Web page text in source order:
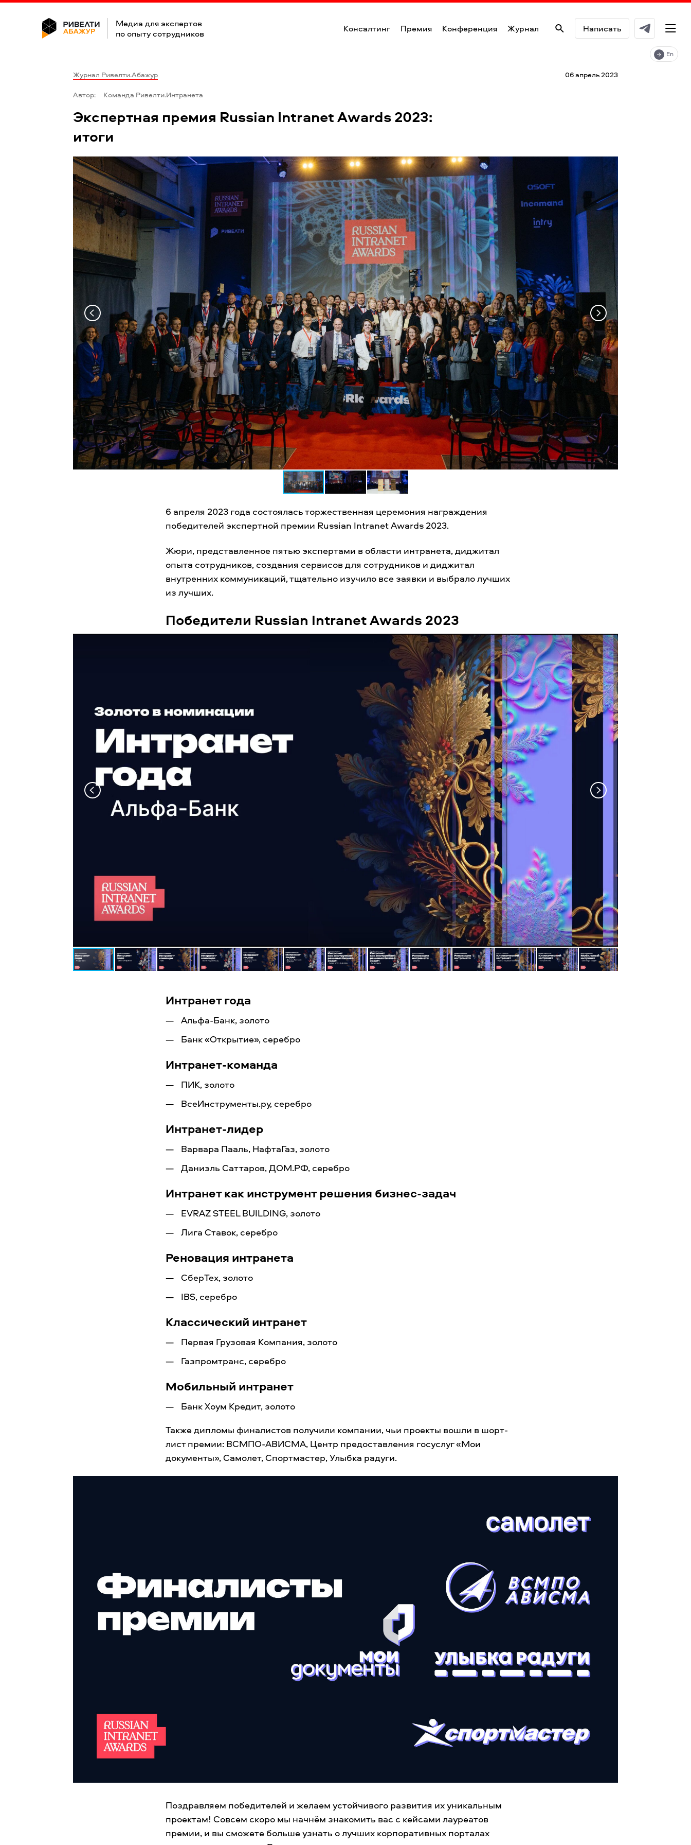
Медиа для экспертов
по опыту сотрудников
Написать
Консалтинг Премия Конференция Журнал
En
Журнал Ривелти.Абажур 06 апрель 2023
Автор: Команда Ривелти.Интранета
Экспертная премия Russian Intranet Awards 2023:
итоги
6 апреля 2023 года состоялась торжественная церемония награждения
победителей экспертной премии Russian Intranet Awards 2023.
Жюри, представленное пятью экспертами в области интранета, диджитал
опыта сотрудников, создания сервисов для сотрудников и диджитал
внутренних коммуникаций, тщательно изучило все заявки и выбрало лучших
из лучших.
Победители Russian Intranet Awards 2023
Интранет года
Альфа-Банк, золото
Банк «Открытие», серебро
Интранет-команда
ПИК, золото
ВсеИнструменты.ру, серебро
Интранет-лидер
Варвара Пааль, НафтаГаз, золото
Даниэль Саттаров, ДОМ.РФ, серебро
Интранет как инструмент решения бизнес-задач
EVRAZ STEEL BUILDING, золото
Лига Ставок, серебро
Реновация интранета
СберТех, золото
IBS, серебро
Классический интранет
Первая Грузовая Компания, золото
Газпромтранс, серебро
Мобильный интранет
Банк Хоум Кредит, золото
Также дипломы финалистов получили компании, чьи проекты вошли в шорт-
лист премии: ВСМПО-АВИСМА, Центр предоставления госуслуг «Мои
документы», Самолет, Спортмастер, Улыбка радуги.
Поздравляем победителей и желаем устойчивого развития их уникальным
проектам! Совсем скоро мы начнём знакомить вас с кейсами лауреатов
премии, и вы сможете больше узнать о лучших корпоративных порталах